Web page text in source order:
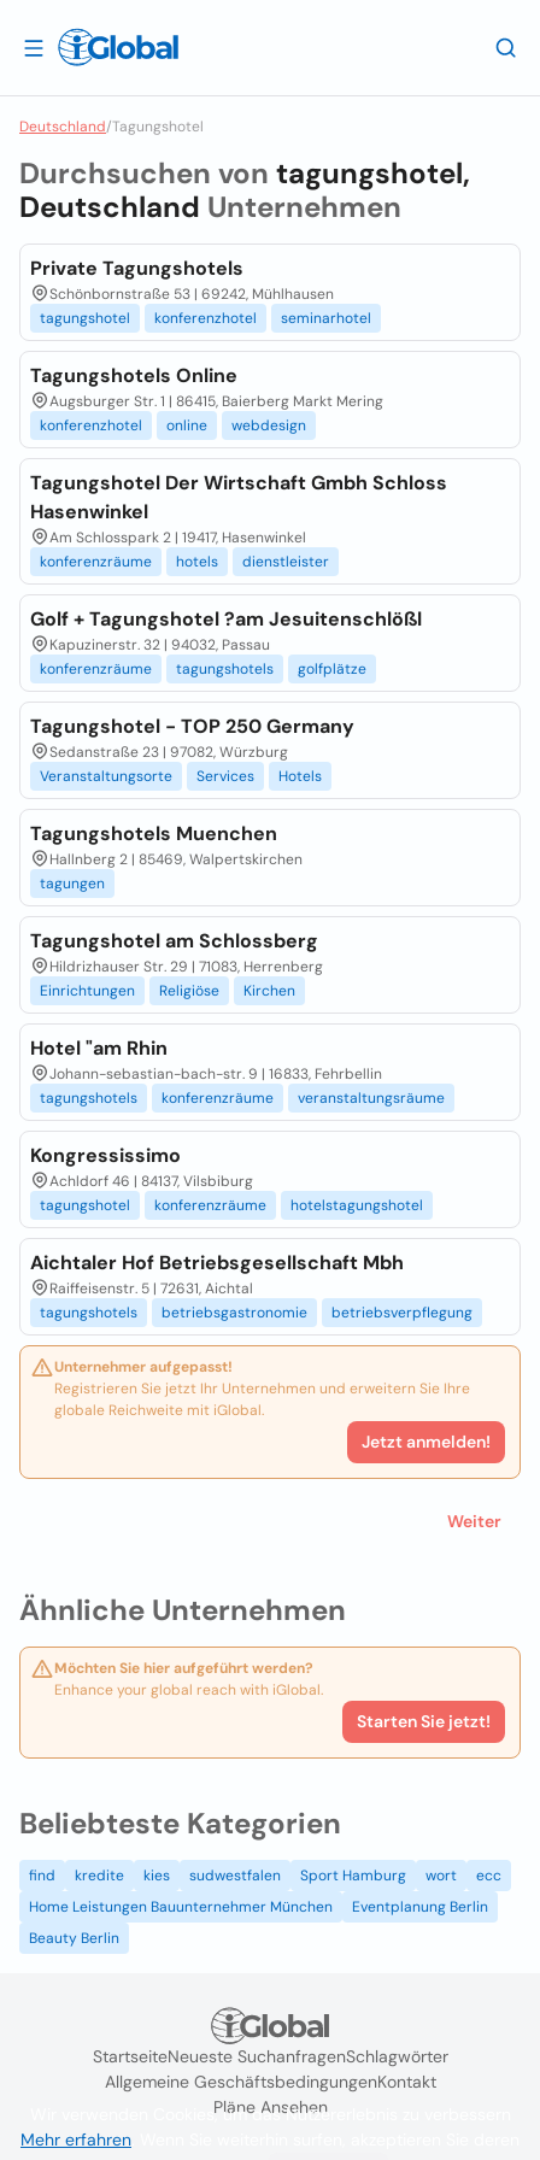
Deutschland/Tagungshotel
Ähnliche Unternehmen
Möchten Sie hier aufgeführt werden?
Enhance your global reach with iGlobal.
Starten Sie jetzt!
Durchsuchen von tagungshotel,
Deutschland Unternehmen
Private Tagungshotels
Schönbornstraße 53 | 69242, Mühlhausen
tagungshotel
konferenzhotel seminarhotel
Tagungshotels Online
Augsburger Str. 1 | 86415, Baierberg Markt Mering
konferenzhotel
online webdesign
Tagungshotel Der Wirtschaft Gmbh Schloss
Hasenwinkel
Am Schlosspark 2 | 19417, Hasenwinkel
konferenzräume
hotels dienstleister
Golf + Tagungshotel ?am Jesuitenschlößl
Kapuzinerstr. 32 | 94032, Passau
konferenzräume
tagungshotels golfplätze
Tagungshotel - TOP 250 Germany
Sedanstraße 23 | 97082, Würzburg
Veranstaltungsorte
Services Hotels
Tagungshotels Muenchen
Hallnberg 2 | 85469, Walpertskirchen
tagungen
Tagungshotel am Schlossberg
Hildrizhauser Str. 29 | 71083, Herrenberg
Einrichtungen
Religiöse Kirchen
Hotel "am Rhin
Johann-sebastian-bach-str. 9 | 16833, Fehrbellin
tagungshotels
konferenzräume veranstaltungsräume
Kongressissimo
Achldorf 46 | 84137, Vilsbiburg
tagungshotel
konferenzräume hotelstagungshotel
Aichtaler Hof Betriebsgesellschaft Mbh
Raiffeisenstr. 5 | 72631, Aichtal
tagungshotels
betriebsgastronomie betriebsverpflegung
Unternehmer aufgepasst!
Registrieren Sie jetzt Ihr Unternehmen und erweitern Sie Ihre
globale Reichweite mit iGlobal.
Jetzt anmelden!
Weiter
Beliebteste Kategorien
find kredite kies sudwestfalen Sport Hamburg wort
ecc
Home Leistungen Bauunternehmer München
Eventplanung Berlin
Beauty Berlin
StartseiteNeueste SuchanfragenSchlagwörter
Allgemeine GeschäftsbedingungenKontakt
Pläne Ansehen
Wir verwenden Cookies, um das Nutzererlebnis zu verbessern
Mehr erfahren